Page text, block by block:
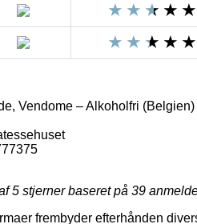
Vendome – Alkoholfri (Belgien)
5 stjerner baseret på 39
frembyder efterhånden